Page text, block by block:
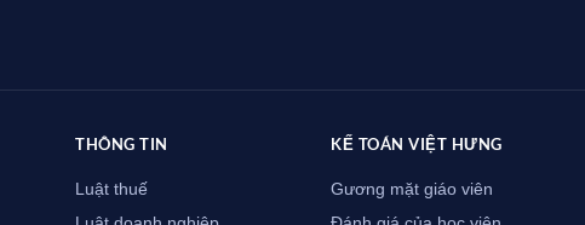
THÔNG TIN
Luật thuế
KẾ TOÁN VIỆT HƯNG
Gương mặt giáo viên